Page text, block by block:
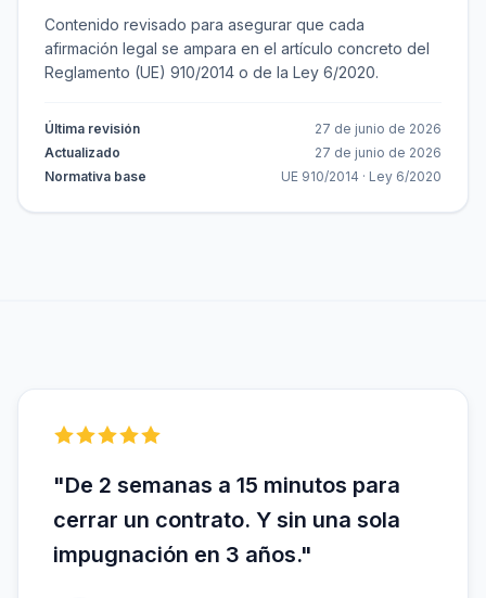
Contenido revisado para asegurar que cada
afirmación legal se ampara en el artículo concreto del
Reglamento (UE) 910/2014 o de la Ley 6/2020.
Última revisión
27 de junio de 2026
Actualizado
27 de junio de 2026
Normativa base
UE 910/2014 · Ley 6/2020
"De 2 semanas a 15 minutos para
cerrar un contrato. Y sin una sola
impugnación en 3 años."